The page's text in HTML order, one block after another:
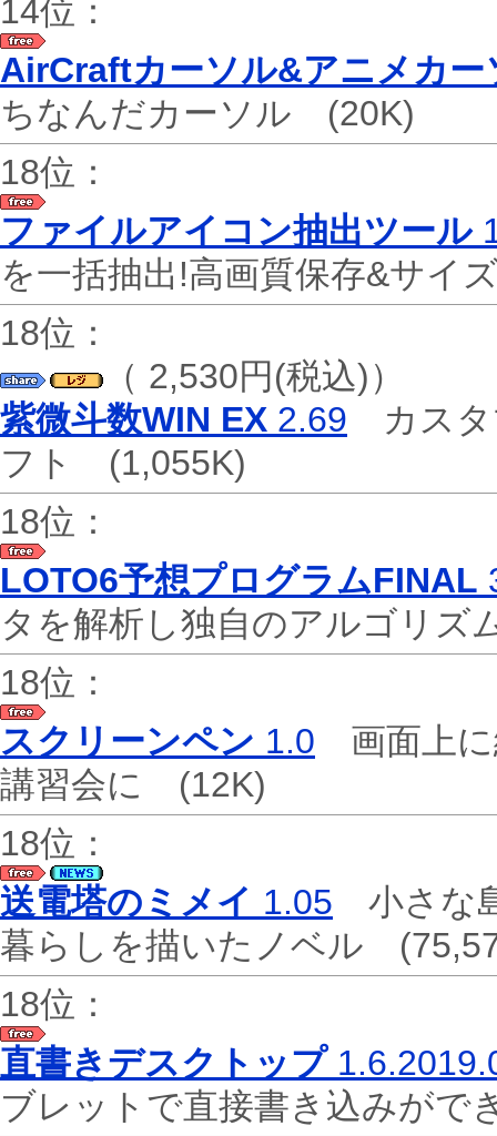
14位：
AirCraftカーソル&アニメカー
ちなんだカーソル (20K)
18位：
ファイルアイコン抽出ツール
を一括抽出!高画質保存&サ
18位：
（ 2,530円(税込)）
紫微斗数WIN EX 2.69 カスタ
フト (1,055K)
18位：
LOTO6予想プログラムFINAL
タを解析し独自のアルゴリ
18位：
スクリーンペン 1.0 画面上に
講習会に (12K)
18位：
送電塔のミメイ 1.05 小さな
暮らしを描いたノベル
18位：
直書きデスクトップ
ブレットで直接書き込みが